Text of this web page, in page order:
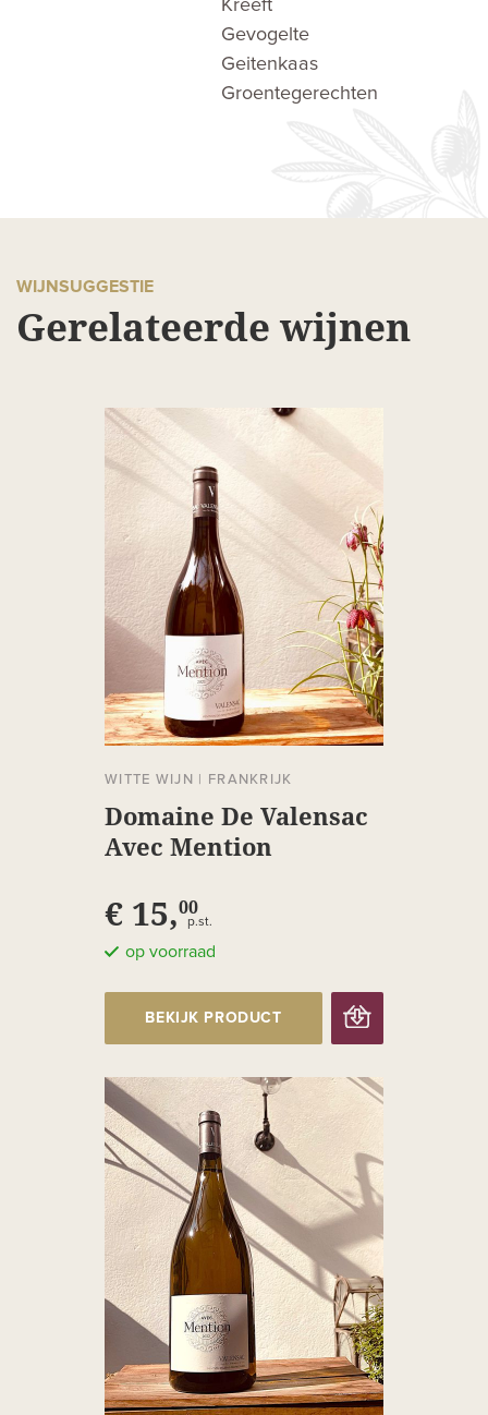
Kreeft
Gevogelte
Geitenkaas
Groentegerechten
WIJNSUGGESTIE
Gerelateerde wijnen
WITTE WIJN | FRANKRIJK
Domaine De Valensac
Avec Mention
€ 15,00
p.st.
op voorraad
BEKIJK PRODUCT